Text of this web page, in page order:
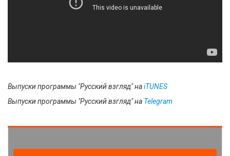
Выпуски программы "Русский взгляд" наiTUNES
Выпуски программы "Русский взгляд" на Telegram